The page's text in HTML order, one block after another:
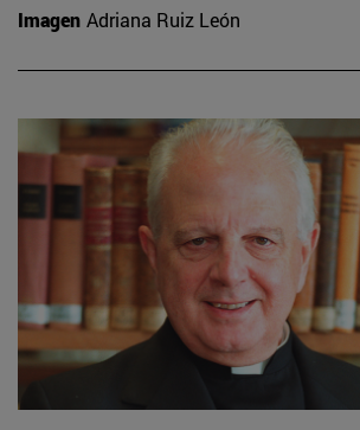
Imagen Adriana Ruiz León